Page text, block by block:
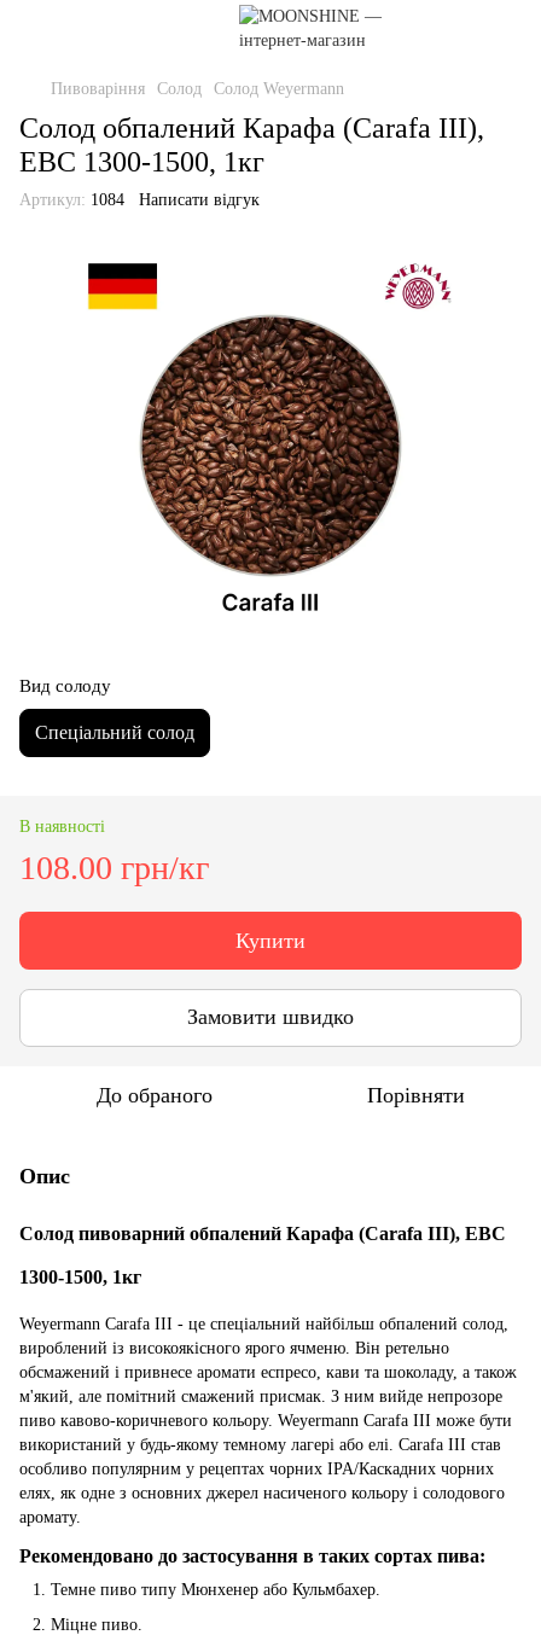
Пивоваріння Солод Солод Weyermann
Солод обпалений Карафа (Сarafa III),
EBC 1300-1500, 1кг
Артикул: 1084 Написати відгук
Вид солоду
Спеціальний солод
В наявності
108.00 грн/кг
Купити
Замовити швидко
До обраного Порівняти
Опис
Солод пивоварний обпалений Карафа (Сarafa III), EBC
1300-1500, 1кг
Weyermann Сarafa III - це спеціальний найбільш обпалений солод,
вироблений із високоякісного ярого ячменю. Він ретельно
обсмажений і привнесе аромати еспресо, кави та шоколаду, а також
м'який, але помітний смажений присмак. З ним вийде непрозоре
пиво кавово-коричневого кольору. Weyermann Сarafa III може бути
використаний у будь-якому темному лагері або елі. Сarafa III став
особливо популярним у рецептах чорних IPA/Каскадних чорних
елях, як одне з основних джерел насиченого кольору і солодового
аромату.
Рекомендовано до застосування в таких сортах пива:
Темне пиво типу Мюнхенер або Кульмбахер.
Міцне пиво.